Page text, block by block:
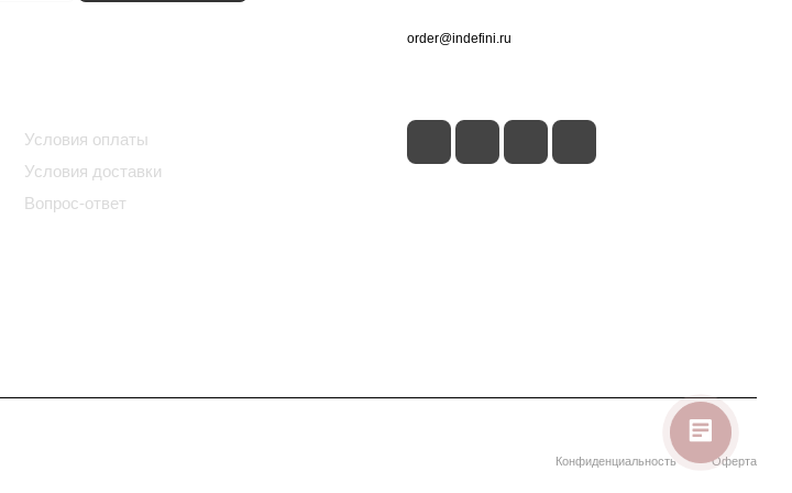
Условия оплаты
Условия доставки
Вопрос-ответ
order@indefini.ru
Конфиденциальность Оферта